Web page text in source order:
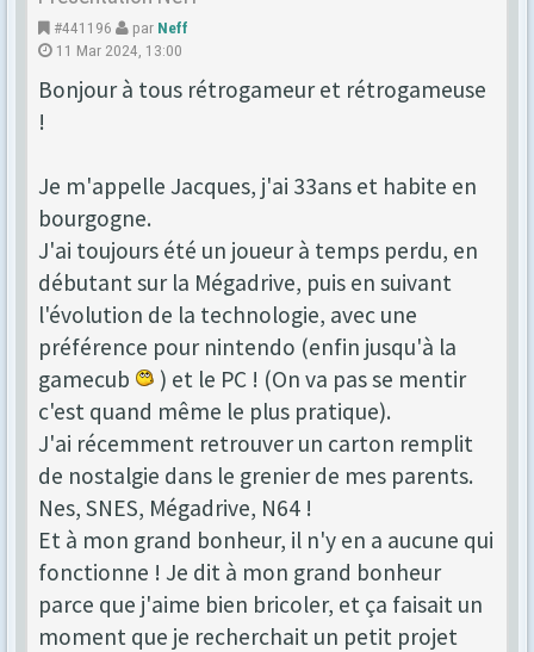
#441196 par Neff
11 Mar 2024, 13:00
Bonjour à tous rétrogameur et rétrogameuse
!
Je m'appelle Jacques, j'ai 33ans et habite en
bourgogne.
J'ai toujours été un joueur à temps perdu, en
débutant sur la Mégadrive, puis en suivant
l'évolution de la technologie, avec une
préférence pour nintendo (enfin jusqu'à la
gamecub
) et le PC ! (On va pas se mentir
c'est quand même le plus pratique).
J'ai récemment retrouver un carton remplit
de nostalgie dans le grenier de mes parents.
Nes, SNES, Mégadrive, N64 !
Et à mon grand bonheur, il n'y en a aucune qui
fonctionne ! Je dit à mon grand bonheur
parce que j'aime bien bricoler, et ça faisait un
moment que je recherchait un petit projet